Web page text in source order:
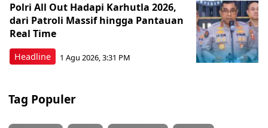
Headline
Polri All Out Hadapi Karhutla 2026,
dari Patroli Massif hingga Pantauan
Real Time
1 Agu 2026, 3:31 PM
Tag Populer